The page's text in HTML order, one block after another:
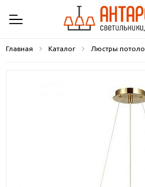
Главная Каталог Люстры